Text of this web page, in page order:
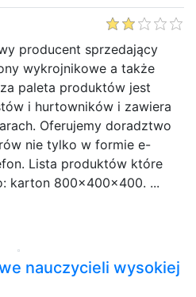
producent sprzedający
wykrojnikowe a także
paleta produktów jest
i hurtowników i zawiera
Oferujemy doradztwo
nie tylko w formie e-
Lista produktów które
karton 800x400x400. ...
nauczycieli wysokiej